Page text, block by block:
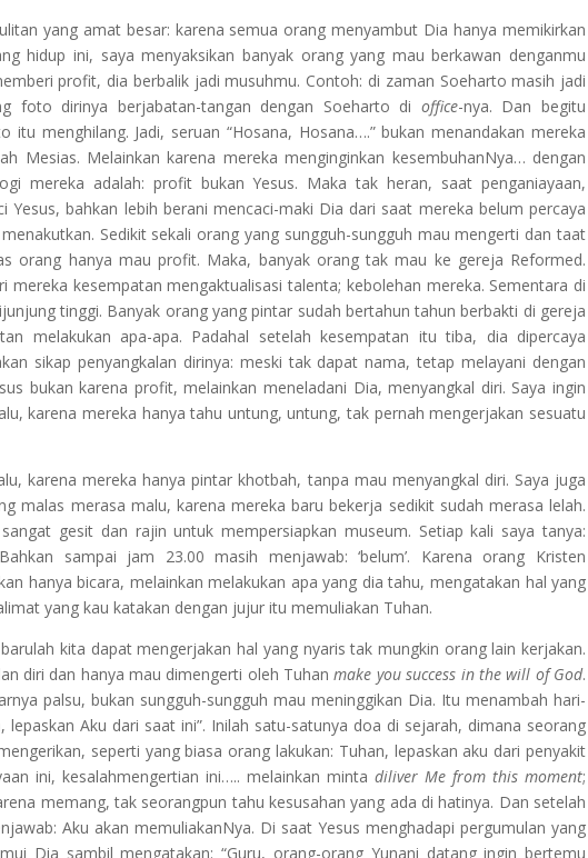
yang amat besar: karena semua orang menyambut Dia hanya memikirkan
hidup ini, saya menyaksikan banyak orang yang mau berkawan denganmu
profit, dia berbalik jadi musuhmu. Contoh: di zaman Soeharto masih jadi
foto dirinya berjabatan-tangan dengan Soeharto di office-nya. Dan begitu
menghilang. Jadi, seruan “Hosana, Hosana….” bukan menandakan mereka
Mesias. Melainkan karena mereka menginginkan kesembuhanNya… dengan
mereka adalah: profit bukan Yesus. Maka tak heran, saat penganiayaan,
Yesus, bahkan lebih berani mencaci-maki Dia dari saat mereka belum percaya
Sedikit sekali orang yang sungguh-sungguh mau mengerti dan taat
orang hanya mau profit. Maka, banyak orang tak mau ke gereja Reformed.
mereka kesempatan mengaktualisasi talenta; kebolehan mereka. Sementara di
tinggi. Banyak orang yang pintar sudah bertahun tahun berbakti di gereja
melakukan apa-apa. Padahal setelah kesempatan itu tiba, dia dipercaya
sikap penyangkalan dirinya: meski tak dapat nama, tetap melayani dengan
bukan karena profit, melainkan meneladani Dia, menyangkal diri. Saya ingin
karena mereka hanya tahu untung, untung, tak pernah mengerjakan sesuatu
karena mereka hanya pintar khotbah, tanpa mau menyangkal diri. Saya juga
malas merasa malu, karena mereka baru bekerja sedikit sudah merasa lelah.
gesit dan rajin untuk mempersiapkan museum. Setiap kali saya tanya:
Bahkan sampai jam 23.00 masih menjawab: ‘belum’. Karena orang Kristen
hanya bicara, melainkan melakukan apa yang dia tahu, mengatakan hal yang
yang kau katakan dengan jujur itu memuliakan Tuhan.
kita dapat mengerjakan hal yang nyaris tak mungkin orang lain kerjakan.
diri dan hanya mau dimengerti oleh Tuhanmake you success in the will of God.
palsu, bukan sungguh-sungguh mau meninggikan Dia. Itu menambah hari-
lepaskan Aku dari saat ini”. Inilah satu-satunya doa di sejarah, dimana seorang
seperti yang biasa orang lakukan: Tuhan, lepaskan aku dari penyakit
ini, kesalahmengertian ini….. melainkan minta diliver Me from this moment;
memang, tak seorangpun tahu kesusahan yang ada di hatinya. Dan setelah
Aku akan memuliakanNya. Di saat Yesus menghadapi pergumulan yang
Dia sambil mengatakan: “Guru, orang-orang Yunani datang ingin bertemu